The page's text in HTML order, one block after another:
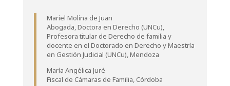
Mariel Molina de Juan
Abogada, Doctora en Derecho (UNCu),
Profesora titular de Derecho de familia y
docente en el Doctorado en Derecho y Maestría
en Gestión Judicial (UNCu), Mendoza
María Angélica Juré
Fiscal de Cámaras de Familia, Córdoba